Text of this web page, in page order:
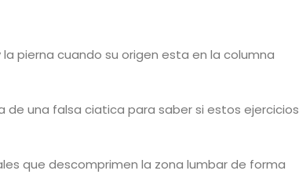
pierna cuando su origen esta en la columna
una falsa ciatica para saber si estos ejercicios
que descomprimen la zona lumbar de forma